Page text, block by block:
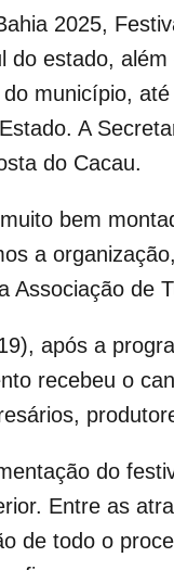
2025,
do estado,
do município,
A
do Cacau.
bem
a
Associação de
após a
recebeu o
do
Entre as
de todo o